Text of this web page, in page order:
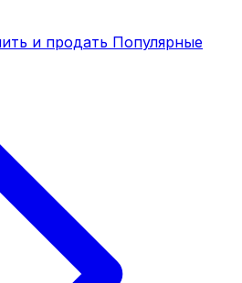
и продать Популярные